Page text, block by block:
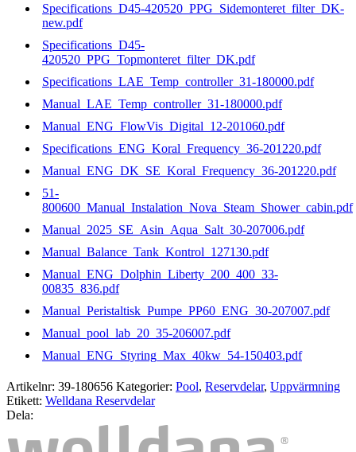
Specifications_D45-420520_PPG_Sidemonteret_filter_DK-
new.pdf
Specifications_D45-
420520_PPG_Topmonteret_filter_DK.pdf
Specifications_LAE_Temp_controller_31-180000.pdf
Manual_LAE_Temp_controller_31-180000.pdf
Manual_ENG_FlowVis_Digital_12-201060.pdf
Specifications_ENG_Koral_Frequency_36-201220.pdf
Manual_ENG_DK_SE_Koral_Frequency_36-201220.pdf
51-
800600_Manual_Instalation_Nova_Steam_Shower_cabin.pdf
Manual_2025_SE_Asin_Aqua_Salt_30-207006.pdf
Manual_Balance_Tank_Kontrol_127130.pdf
Manual_ENG_Dolphin_Liberty_200_400_33-
00835_836.pdf
Manual_Peristaltisk_Pumpe_PP60_ENG_30-207007.pdf
Manual_pool_lab_20_35-206007.pdf
Manual_ENG_Styring_Max_40kw_54-150403.pdf
Artikelnr: 39-180656 Kategorier: Pool, Reservdelar, Uppvärmning
Etikett: Welldana Reservdelar
Dela: